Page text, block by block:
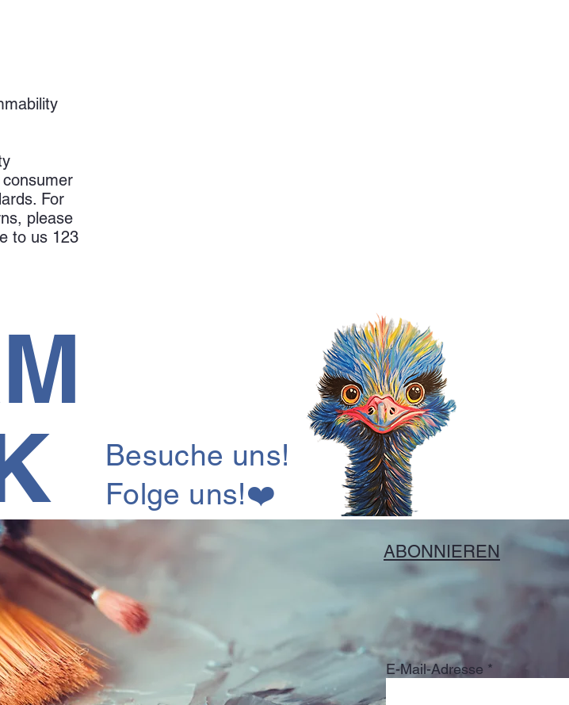
For
please
to us 123
Besuche uns!
Folge uns!❤️
ABONNIEREN
E-Mail-Adresse